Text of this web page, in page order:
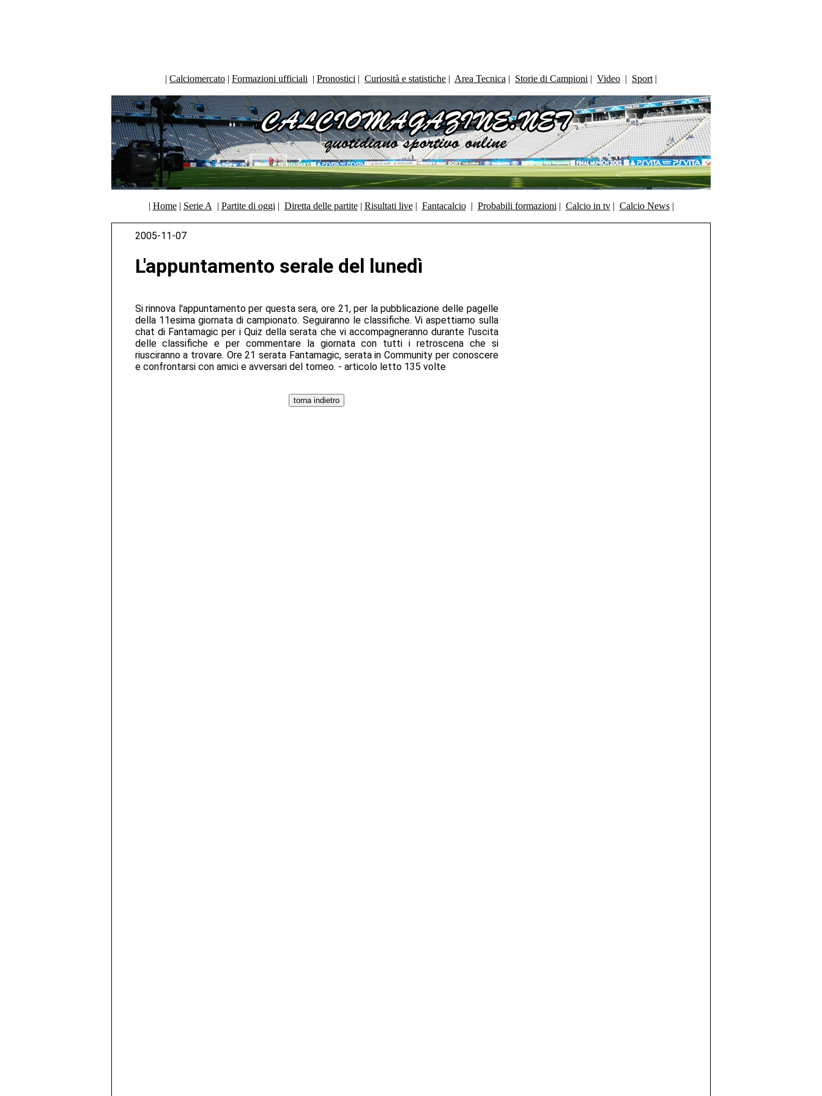
| Calciomercato | Formazioni ufficiali | Pronostici | Curiosità e statistiche | Area Tecnica | Storie di Campioni | Video | Sport |
| Home| Serie A | Partite di oggi | Diretta delle partite| Risultati live| Fantacalcio| Probabili formazioni | Calcio in tv| Calcio News|
2005-11-07
L'appuntamento serale del lunedì
Si rinnova l'appuntamento per questa sera, ore 21, per la pubblicazione delle pagelle
della 11esima giornata di campionato. Seguiranno le classifiche. Vi aspettiamo sulla
chat di Fantamagic per i Quiz della serata che vi accompagneranno durante l'uscita
delle classifiche e per commentare la giornata con tutti i retroscena che si
riusciranno a trovare. Ore 21 serata Fantamagic, serata in Community per conoscere
e confrontarsi con amici e avversari del torneo. - articolo letto 135 volte